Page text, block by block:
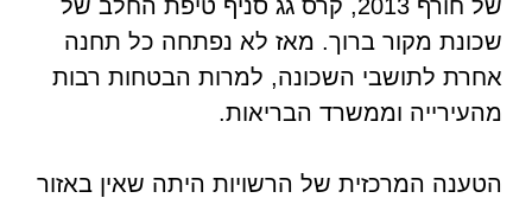
של חורף 2013, קרס גג סניף טיפת החלב של
שכונת מקור ברוך. מאז לא נפתחה כל תחנה
אחרת לתושבי השכונה, למרות הבטחות רבות
מהעירייה וממשרד הבריאות.
הטענה המרכזית של הרשויות היתה שאין באזור